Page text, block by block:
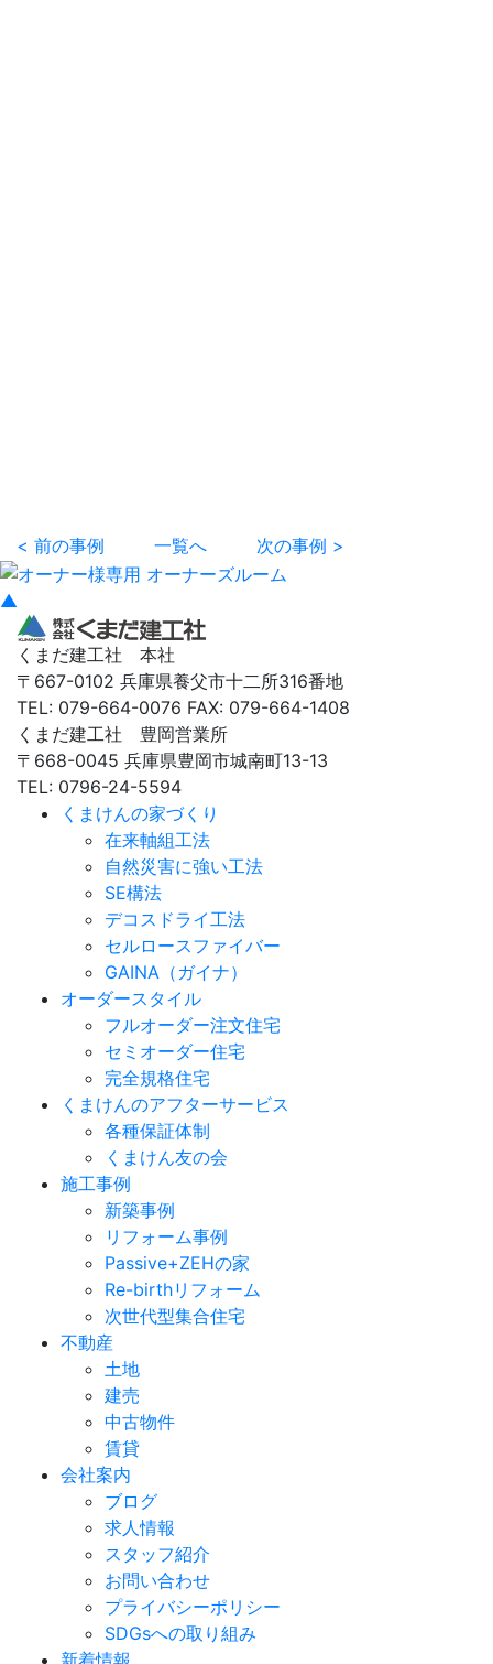
< 前の事例 一覧へ 次の事例 >
▲
くまだ建工社 本社
〒667-0102 兵庫県養父市十二所316番地
TEL: 079-664-0076 FAX: 079-664-1408
くまだ建工社 豊岡営業所
〒668-0045 兵庫県豊岡市城南町13-13
TEL: 0796-24-5594
くまけんの家づくり
在来軸組工法
自然災害に強い工法
SE構法
デコスドライ工法
セルロースファイバー
GAINA（ガイナ）
オーダースタイル
フルオーダー注文住宅
セミオーダー住宅
完全規格住宅
くまけんのアフターサービス
各種保証体制
くまけん友の会
施工事例
新築事例
リフォーム事例
Passive+ZEHの家
Re-birthリフォーム
次世代型集合住宅
不動産
土地
建売
中古物件
賃貸
会社案内
ブログ
求人情報
スタッフ紹介
お問い合わせ
プライバシーポリシー
SDGsへの取り組み